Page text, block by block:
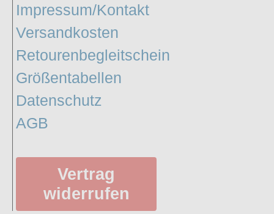
Impressum/Kontakt
Versandkosten
Retourenbegleitschein
Größentabellen
Datenschutz
AGB
Vertrag
widerrufen